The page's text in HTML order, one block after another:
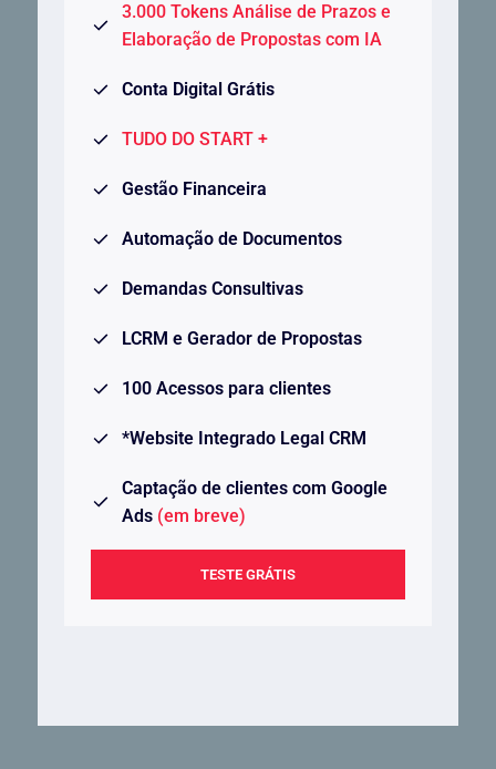
3.000 Tokens Análise de Prazos e
Elaboração de Propostas com IA
Conta Digital Grátis
TUDO DO START +
Gestão Financeira
Automação de Documentos
Demandas Consultivas
LCRM e Gerador de Propostas
100 Acessos para clientes
*Website Integrado Legal CRM
Captação de clientes com Google
Ads (em breve)
TESTE GRÁTIS